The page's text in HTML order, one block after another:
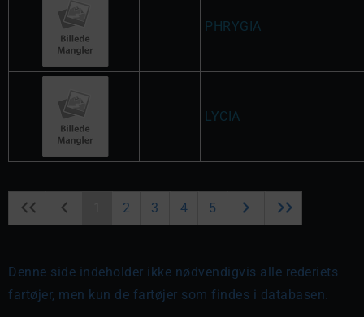
PHRYGIA
LYCIA
2 3 4 5
Denne side indeholder ikke nødvendigvis alle rederiets
fartøjer, men kun de fartøjer som findes i databasen.